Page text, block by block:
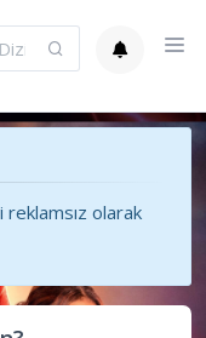
reklamsız olarak